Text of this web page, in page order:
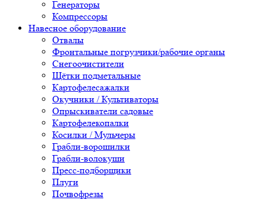
Генераторы
Компрессоры
Навесное оборудование
Отвалы
Фронтальные погрузчики/рабочие органы
Снегоочистители
Щётки подметальные
Картофелесажалки
Окучники / Культиваторы
Опрыскиватели садовые
Картофелекопалки
Косилки / Мульчеры
Грабли-ворошилки
Грабли-волокуши
Пресс-подборщики
Плуги
Почвофрезы